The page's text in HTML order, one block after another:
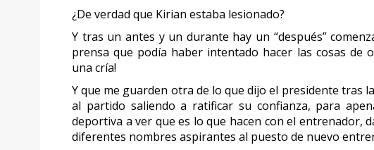
¿De verdad que Kirian estaba lesionado?
Y tras un antes y un durante hay un “después”
prensa que podía haber intentado hacer las cosas de
una cría!
Y que me guarden otra de lo que dijo el presidente tras
al partido saliendo a ratificar su confianza, para
deportiva a ver que es lo que hacen con el entrenador,
diferentes nombres aspirantes al puesto de nuevo